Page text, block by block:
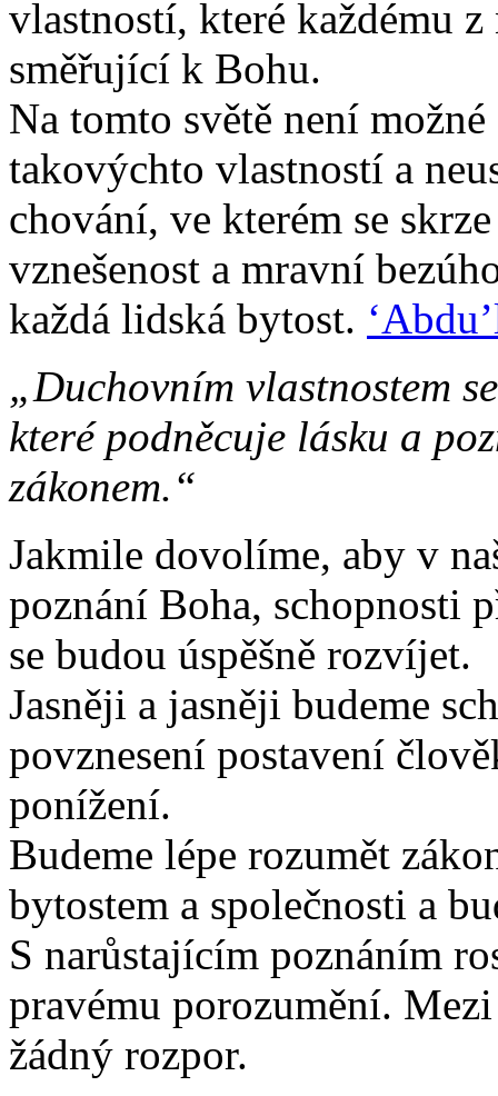
vlastností, které každému z
směřující k Bohu.
Na tomto světě není
takovýchto vlastností a
chování, ve kterém se
vznešenost a mravní
každá lidská bytost.
„Duchovním vlastnostem
které podněcuje lásku a
zákonem.“
Jakmile dovolíme, aby v
poznání Boha, schopnosti
se budou úspěšně rozvíjet.
Jasněji a jasněji budeme
povznesení postavení
ponížení.
Budeme lépe rozumět
bytostem a společnosti a
S narůstajícím poznáním
pravému porozumění.
žádný rozpor.